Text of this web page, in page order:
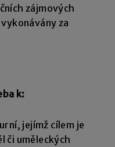
zájmových
za
k:
jejímž cílem je
či uměleckých